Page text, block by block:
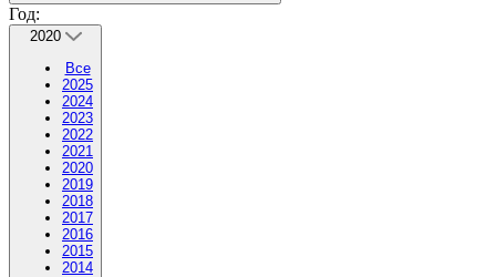
Год:
2020
Все
2025
2024
2023
2022
2021
2020
2019
2018
2017
2016
2015
2014